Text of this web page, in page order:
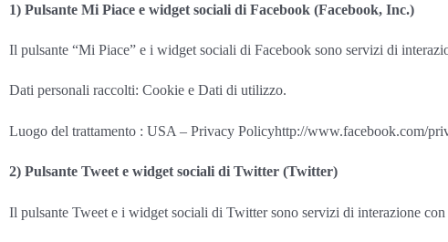
1) Pulsante Mi Piace e widget sociali di Facebook (Facebook, Inc.)
Il pulsante “Mi Piace” e i widget sociali di Facebook sono servizi di
Dati personali raccolti: Cookie e Dati di utilizzo.
Luogo del trattamento : USA – Privacy Policyhttp://www.facebook.com/
2) Pulsante Tweet e widget sociali di Twitter (Twitter)
Il pulsante Tweet e i widget sociali di Twitter sono servizi di interazione